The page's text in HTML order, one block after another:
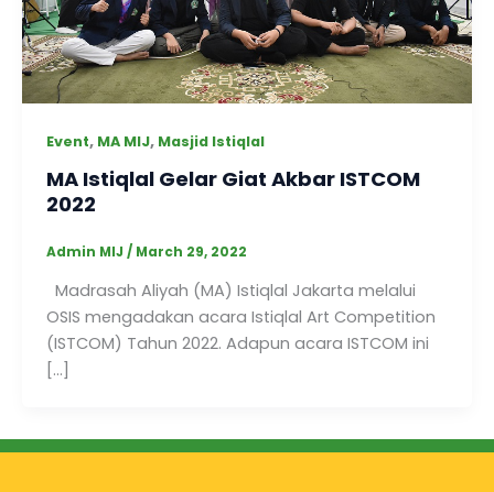
Event, MA MIJ, Masjid Istiqlal
MA Istiqlal Gelar Giat Akbar ISTCOM
2022
Admin MIJ / March 29, 2022
Madrasah Aliyah (MA) Istiqlal Jakarta melalui
OSIS mengadakan acara Istiqlal Art Competition
(ISTCOM) Tahun 2022. Adapun acara ISTCOM ini
[…]